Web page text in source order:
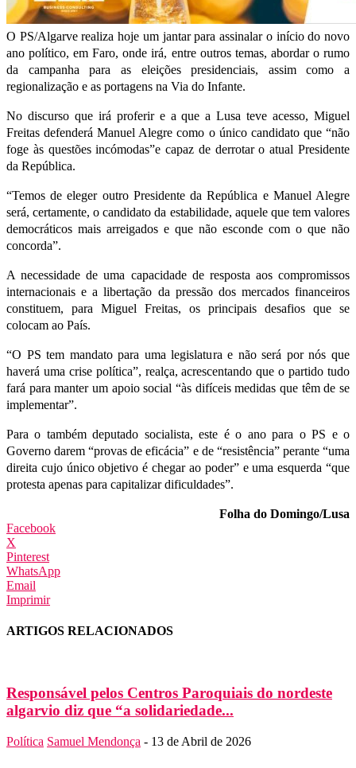
O PS/Algarve realiza hoje um jantar para assinalar o início do novo
ano político, em Faro, onde irá, entre outros temas, abordar o rumo
da campanha para as eleições presidenciais, assim como a
regionalização e as portagens na Via do Infante.
No discurso que irá proferir e a que a Lusa teve acesso, Miguel
Freitas defenderá Manuel Alegre como o único candidato que “não
foge às questões incómodas”e capaz de derrotar o atual Presidente
da República.
“Temos de eleger outro Presidente da República e Manuel Alegre
será, certamente, o candidato da estabilidade, aquele que tem valores
democráticos mais arreigados e que não esconde com o que não
concorda”.
A necessidade de uma capacidade de resposta aos compromissos
internacionais e a libertação da pressão dos mercados financeiros
constituem, para Miguel Freitas, os principais desafios que se
colocam ao País.
“O PS tem mandato para uma legislatura e não será por nós que
haverá uma crise política”, realça, acrescentando que o partido tudo
fará para manter um apoio social “às difíceis medidas que têm de se
implementar”.
Para o também deputado socialista, este é o ano para o PS e o
Governo darem “provas de eficácia” e de “resistência” perante “uma
direita cujo único objetivo é chegar ao poder” e uma esquerda “que
protesta apenas para capitalizar dificuldades”.
Folha do Domingo/Lusa
Facebook
X
Pinterest
WhatsApp
Email
Imprimir
ARTIGOS RELACIONADOS
Responsável pelos Centros Paroquiais do nordeste
algarvio diz que “a solidariedade...
Política Samuel Mendonça - 13 de Abril de 2026